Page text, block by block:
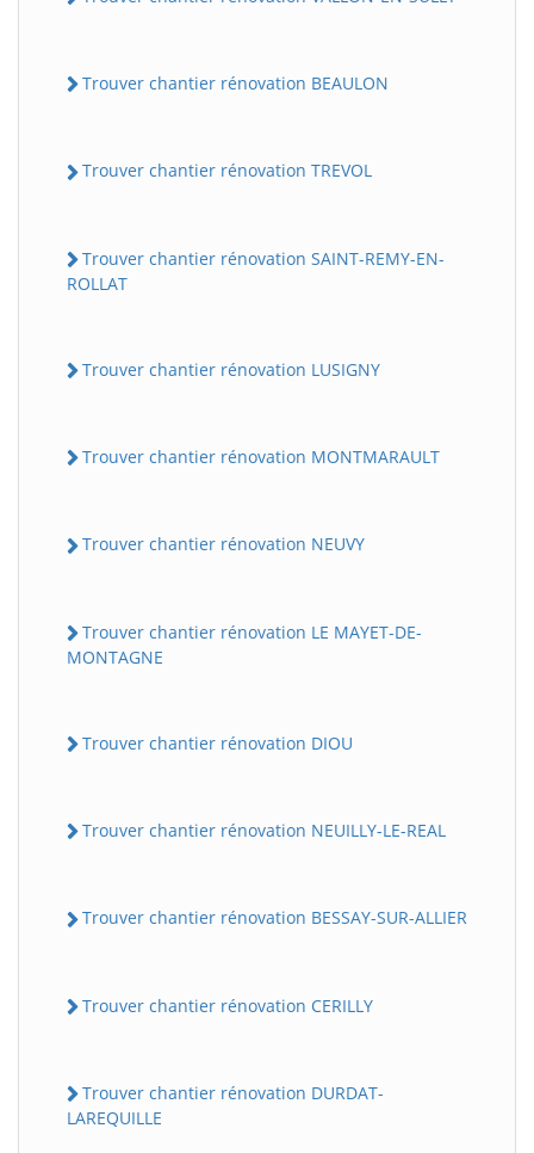
Trouver chantier rénovation BEAULON
Trouver chantier rénovation TREVOL
Trouver chantier rénovation SAINT-REMY-EN-
ROLLAT
Trouver chantier rénovation LUSIGNY
Trouver chantier rénovation MONTMARAULT
Trouver chantier rénovation NEUVY
Trouver chantier rénovation LE MAYET-DE-
MONTAGNE
Trouver chantier rénovation DIOU
Trouver chantier rénovation NEUILLY-LE-REAL
Trouver chantier rénovation BESSAY-SUR-ALLIER
Trouver chantier rénovation CERILLY
Trouver chantier rénovation DURDAT-
LAREQUILLE